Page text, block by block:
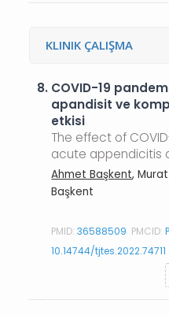
KLINIK ÇALIŞMA
8. COVID-19
apandisit ve
etkisi
The effect of
acute appendicitis
Ahmet Başkent,
Başkent
PMID:36588509 PMCID:
10.14744/tjtes.2022.74711